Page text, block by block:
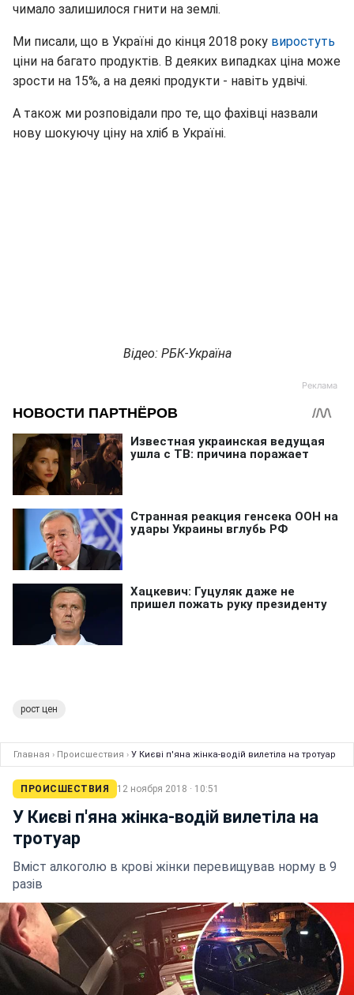
чимало залишилося гнити на землі.
Ми писали, що в Україні до кінця 2018 року виростуть
ціни на багато продуктів. В деяких випадках ціна може
зрости на 15%, а на деякі продукти - навіть удвічі.
А також ми розповідали про те, що фахівці назвали
нову шокуючу ціну на хліб в Україні.
Відео: РБК-Україна
рост цен
Главная › Происшествия › У Києві п'яна жінка-водій вилетіла на тротуар
ПРОИСШЕСТВИЯ 12 ноября 2018 · 10:51
У Києві п'яна жінка-водій вилетіла на
тротуар
Вміст алкоголю в крові жінки перевищував норму в 9
разів